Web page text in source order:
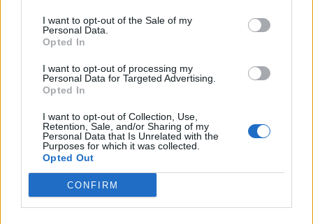
I want to opt-out of the Sale of my
Personal Data.
Opted In
I want to opt-out of processing my
Personal Data for Targeted Advertising.
Opted In
I want to opt-out of Collection, Use,
Retention, Sale, and/or Sharing of my
Personal Data that Is Unrelated with the
Purposes for which it was collected.
Opted Out
CONFIRM
Reply toMalin 13 år sedan
0 Svara
lotte
13 år sedan
Gu så snyggt det blev☺
0 Svara